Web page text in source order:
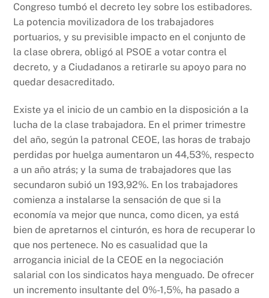
Congreso tumbó el decreto ley sobre los estibadores.
La potencia movilizadora de los trabajadores
portuarios, y su previsible impacto en el conjunto de
la clase obrera, obligó al PSOE a votar contra el
decreto, y a Ciudadanos a retirarle su apoyo para no
quedar desacreditado.
Existe ya el inicio de un cambio en la disposición a la
lucha de la clase trabajadora. En el primer trimestre
del año, según la patronal CEOE, las horas de trabajo
perdidas por huelga aumentaron un 44,53%, respecto
a un año atrás; y la suma de trabajadores que las
secundaron subió un 193,92%. En los trabajadores
comienza a instalarse la sensación de que si la
economía va mejor que nunca, como dicen, ya está
bien de apretarnos el cinturón, es hora de recuperar lo
que nos pertenece. No es casualidad que la
arrogancia inicial de la CEOE en la negociación
salarial con los sindicatos haya menguado. De ofrecer
un incremento insultante del 0%-1,5%, ha pasado a